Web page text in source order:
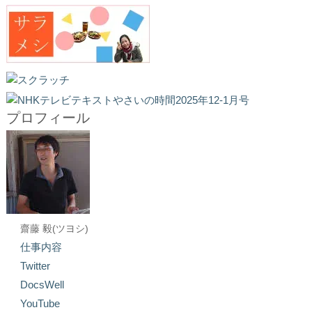
プロフィール
齋藤 毅(ツヨシ)
仕事内容
Twitter
DocsWell
YouTube